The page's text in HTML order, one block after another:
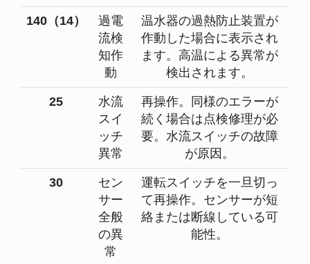
140（14）
過電
流検
知作
動
温水器の過熱防止装置が
作動した場合に表示され
ます。高温による異常が
検出されます。
25
水流
スイ
ッチ
異常
再操作。同様のエラーが
続く場合は点検修理が必
要。水流スイッチの故障
が原因。
30
セン
サー
全般
の異
常
運転スイッチを一旦切っ
て再操作。センサーが短
絡または断線している可
能性。